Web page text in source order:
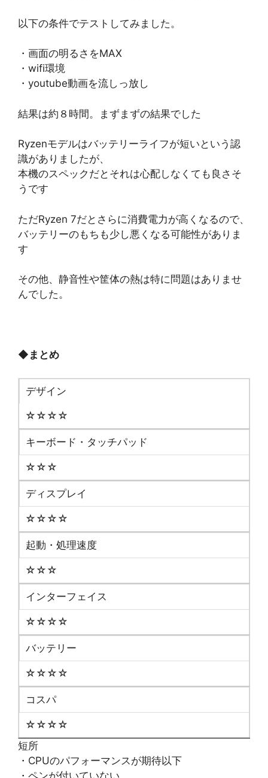
以下の条件でテストしてみました。
・画面の明るさをMAX
・wifi環境
・youtube動画を流しっ放し
結果は約８時間。まずまずの結果でした
Ryzenモデルはバッテリーライフが短いという認
識がありましたが、
本機のスペックだとそれは心配しなくても良さそ
うです
ただRyzen 7だとさらに消費電力が高くなるので、
バッテリーのもちも少し悪くなる可能性がありま
す
その他、静音性や筐体の熱は特に問題はありませ
んでした。
◆ まとめ
デザイン
☆☆☆☆
キーボード・タッチパッド
☆☆☆
ディスプレイ
☆☆☆☆
起動・処理速度
☆☆☆
インターフェイス
☆☆☆☆
バッテリー
☆☆☆☆
コスパ
☆☆☆☆
短所
・CPUのパフォーマンスが期待以下
・ペンが付いていない